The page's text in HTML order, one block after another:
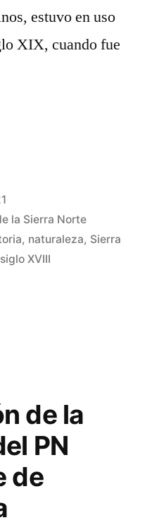
estuvo en uso
XIX, cuando fue
la Sierra Norte
, naturaleza, Sierra
siglo XVIII
de la
PN
de